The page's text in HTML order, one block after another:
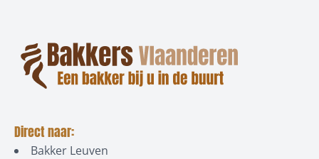
Direct naar:
Bakker Leuven